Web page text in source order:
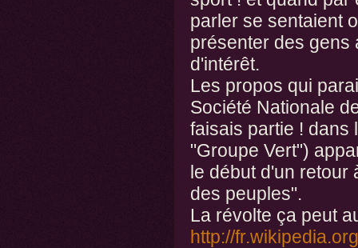
parler se sentaient
présenter des gens
d'intérêt.
Les propos qui
Société Nationale
faisais partie ! dans
"Groupe Vert")
le début d'un retour
des peuples".
La révolte ça peut
http://